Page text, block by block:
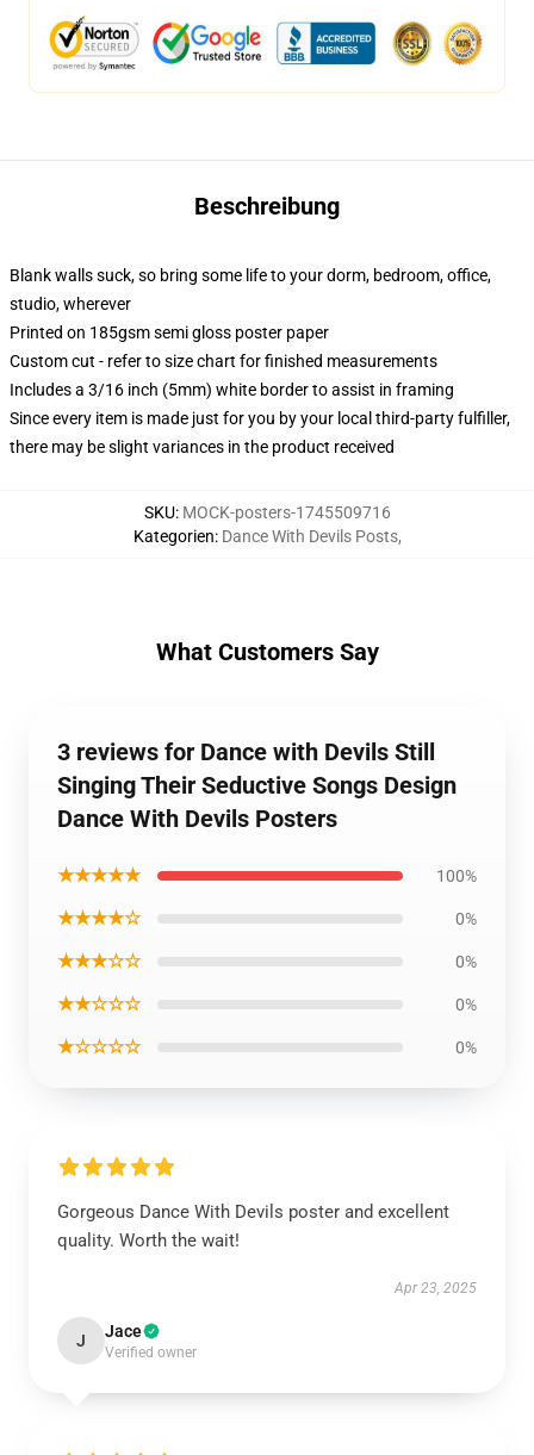
Beschreibung
Blank walls suck, so bring some life to your dorm, bedroom, office,
studio, wherever
Printed on 185gsm semi gloss poster paper
Custom cut - refer to size chart for finished measurements
Includes a 3/16 inch (5mm) white border to assist in framing
Since every item is made just for you by your local third-party fulfiller,
there may be slight variances in the product received
SKU: MOCK-posters-1745509716
Kategorien: Dance With Devils Posts,
What Customers Say
3 reviews for Dance with Devils Still
Singing Their Seductive Songs Design
Dance With Devils Posters
★★★★★ 100%
★★★★☆ 0%
★★★☆☆ 0%
★★☆☆☆ 0%
★☆☆☆☆ 0%
Gorgeous Dance With Devils poster and excellent
quality. Worth the wait!
Apr 23, 2025
J Jace
Verified owner